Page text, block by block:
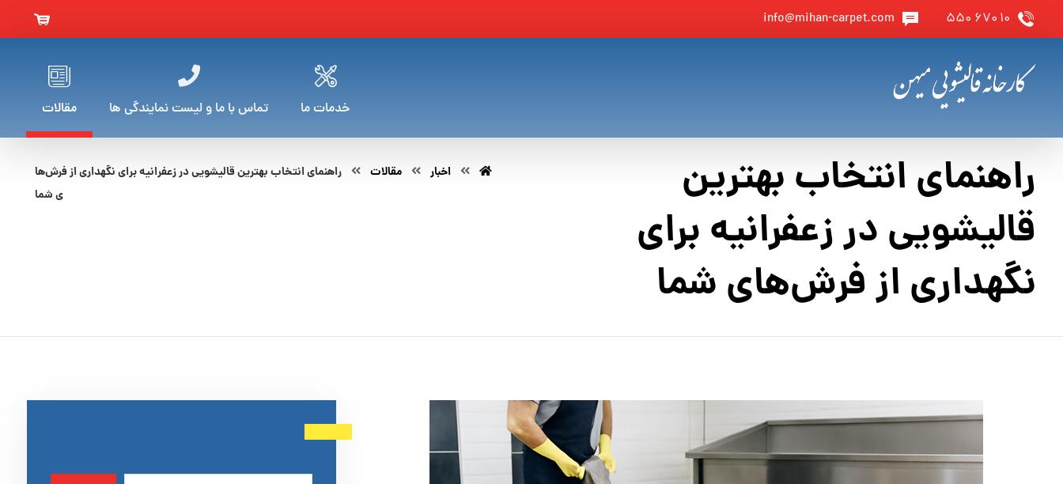
۱۰ ۶۷۰ ۵۵۰ info@mihan-carpet.com
خدمات ما تماس با ما و لیست نمایندگی ها مقالات
راهنمای انتخاب بهترین
قالیشویی در زعفرانیه برای
نگهداری از فرش‌های شما
اخبار مقالات
راهنمای انتخاب بهترین قالیشویی در زعفرانیه برای نگهداری از فرش‌ها
ی شما